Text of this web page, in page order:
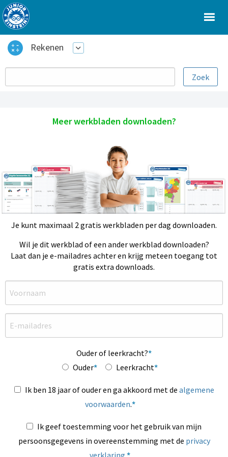
Rekenen
Meer werkbladen downloaden?
Je kunt maximaal 2 gratis werkbladen per dag downloaden.
Wil je dit werkblad of een ander werkblad downloaden?
Laat dan je e-mailadres achter en krijg meteen toegang tot
gratis extra downloads.
Ouder of leerkracht?
Ouder
Leerkracht
Ik ben 18 jaar of ouder en ga akkoord met de algemene
voorwaarden.
Ik geef toestemming voor het gebruik van mijn
persoonsgegevens in overeenstemming met de privacy